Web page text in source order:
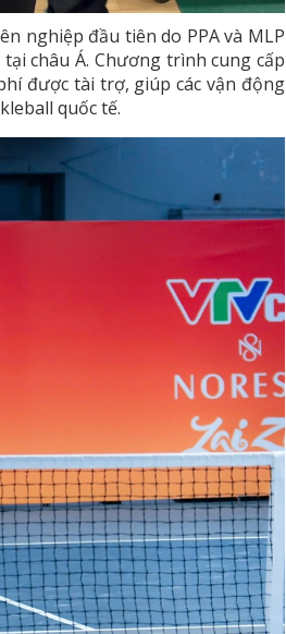
nghiệp đầu tiên do PPA và MLP
châu Á. Chương trình cung cấp
được tài trợ, giúp các vận động
quốc tế.